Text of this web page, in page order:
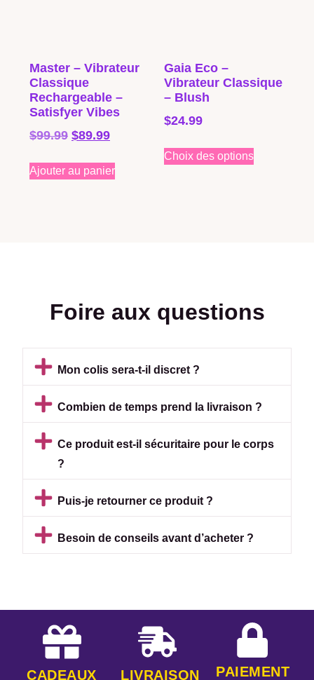
Master – Vibrateur
Classique
Rechargeable –
Satisfyer Vibes
$99.99 $89.99
Ajouter au panier
Gaia Eco –
Vibrateur Classique
– Blush
$24.99
Choix des options
Foire aux questions
Mon colis sera-t-il discret ?
Combien de temps prend la livraison ?
Ce produit est-il sécuritaire pour le corps
?
Puis-je retourner ce produit ?
Besoin de conseils avant d’acheter ?
CADEAUX LIVRAISON PAIEMENT